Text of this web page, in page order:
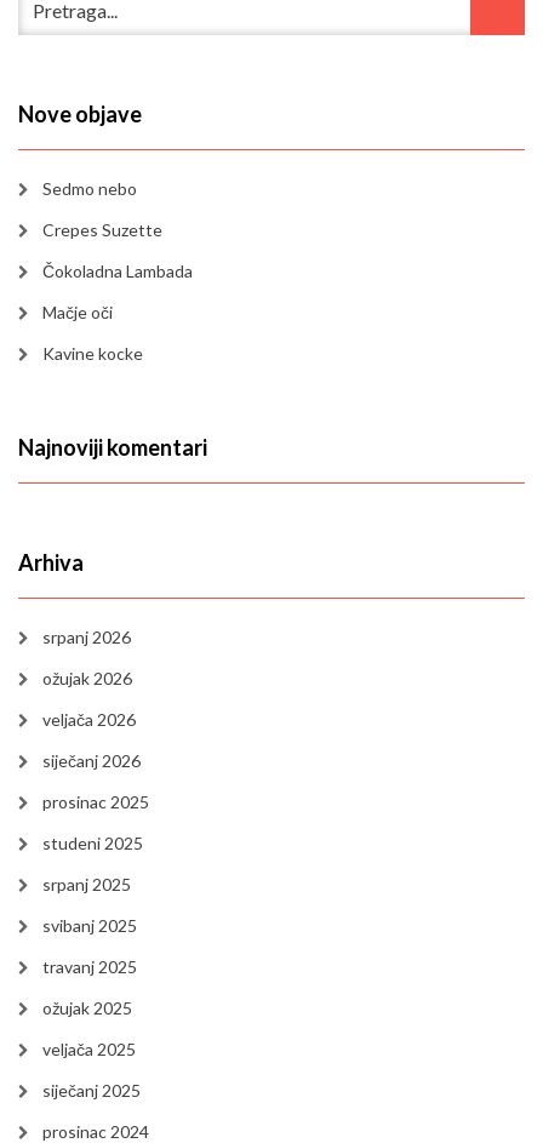
Nove objave
Sedmo nebo
Crepes Suzette
Čokoladna Lambada
Mačje oči
Kavine kocke
Najnoviji komentari
Arhiva
srpanj 2026
ožujak 2026
veljača 2026
siječanj 2026
prosinac 2025
studeni 2025
srpanj 2025
svibanj 2025
travanj 2025
ožujak 2025
veljača 2025
siječanj 2025
prosinac 2024